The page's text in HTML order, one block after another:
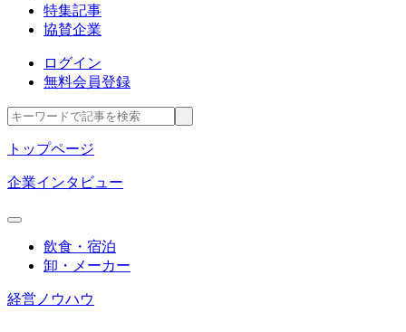
特集記事
協賛企業
ログイン
無料会員登録
トップページ
企業インタビュー
飲食・宿泊
卸・メーカー
経営ノウハウ